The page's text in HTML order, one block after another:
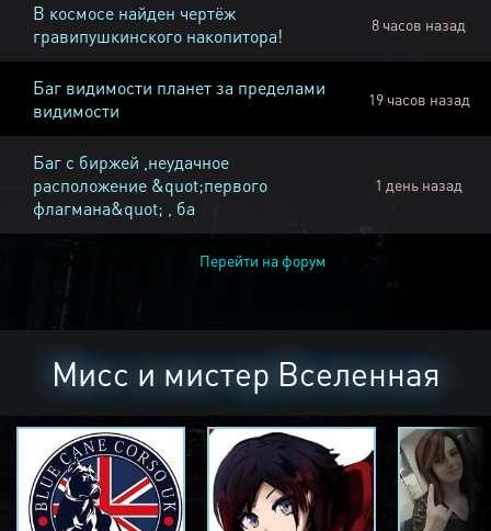
В космосе найден чертёж
гравипушкинского накопитора!
8 часов назад
Баг видимости планет за пределами
видимости
19 часов назад
Баг с биржей ,неудачное
расположение &quot;первого
флагмана&quot; , ба
1 день назад
Перейти на форум
Мисс и мистер Вселенная